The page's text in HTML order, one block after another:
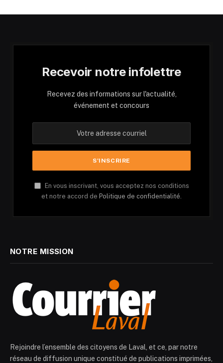
Recevoir notre infolettre
Recevez des informations sur l'actualité,
événement et concours
En vous inscrivant, vous acceptez nos conditions
et notre accord de Politique de confidentialité.
NOTRE MISSION
Rejoindre l’ensemble des citoyens de Laval, et ce, par notre
réseau de diffusion unique constitué de publications imprimées,